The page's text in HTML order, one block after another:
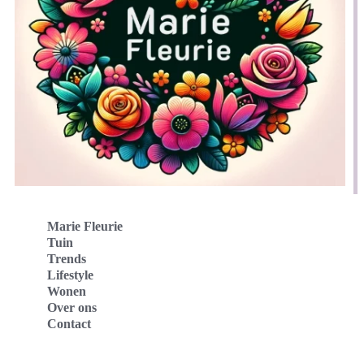
Marie Fleurie
Tuin
Trends
Lifestyle
Wonen
Over ons
Contact